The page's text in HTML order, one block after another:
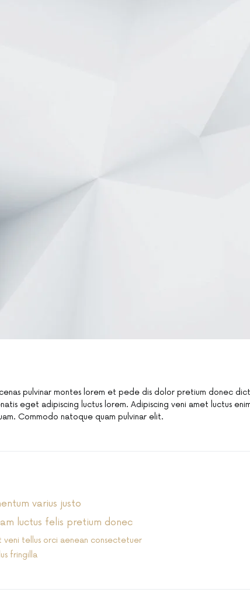
pulvinar montes lorem et pede dis dolor pretium donec
eget adipiscing luctus lorem. Adipiscing veni amet luctus
Commodo natoque quam pulvinar elit.
varius justo
luctus felis pretium donec
veni tellus orci aenean consectetuer
fringilla